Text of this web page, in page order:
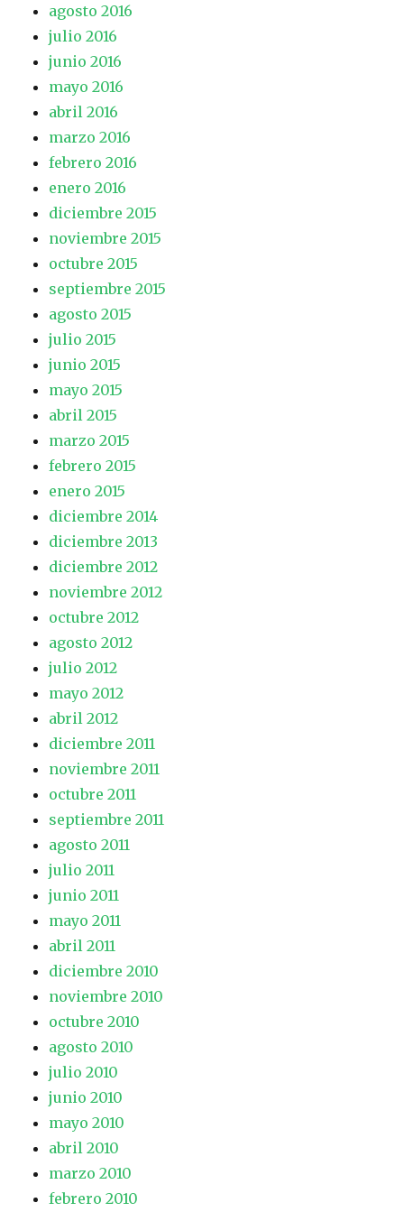
agosto 2016
julio 2016
junio 2016
mayo 2016
abril 2016
marzo 2016
febrero 2016
enero 2016
diciembre 2015
noviembre 2015
octubre 2015
septiembre 2015
agosto 2015
julio 2015
junio 2015
mayo 2015
abril 2015
marzo 2015
febrero 2015
enero 2015
diciembre 2014
diciembre 2013
diciembre 2012
noviembre 2012
octubre 2012
agosto 2012
julio 2012
mayo 2012
abril 2012
diciembre 2011
noviembre 2011
octubre 2011
septiembre 2011
agosto 2011
julio 2011
junio 2011
mayo 2011
abril 2011
diciembre 2010
noviembre 2010
octubre 2010
agosto 2010
julio 2010
junio 2010
mayo 2010
abril 2010
marzo 2010
febrero 2010